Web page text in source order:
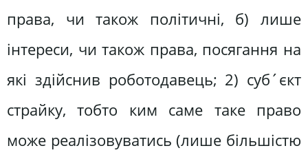
права, чи також політичні, б) лише
інтереси, чи також права, посягання на
які здійснив роботодавець; 2) суб´єкт
страйку, тобто ким саме таке право
може реалізовуватись (лише більшістю